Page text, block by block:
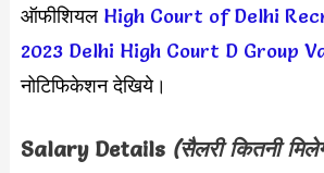
ऑफीशियल High Court of Delhi
2023 Delhi High Court D Group
नोटिफिकेशन देखिये।
Salary Details (सैलरी कितनी